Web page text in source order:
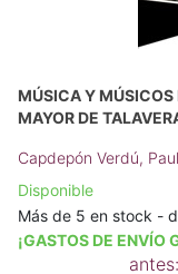
MÚSICA Y MÚSICOS
MAYOR DE
Capdepón Verdú,
Disponible
Más de 5 en stock -
¡GASTOS DE ENVÍO
antes: